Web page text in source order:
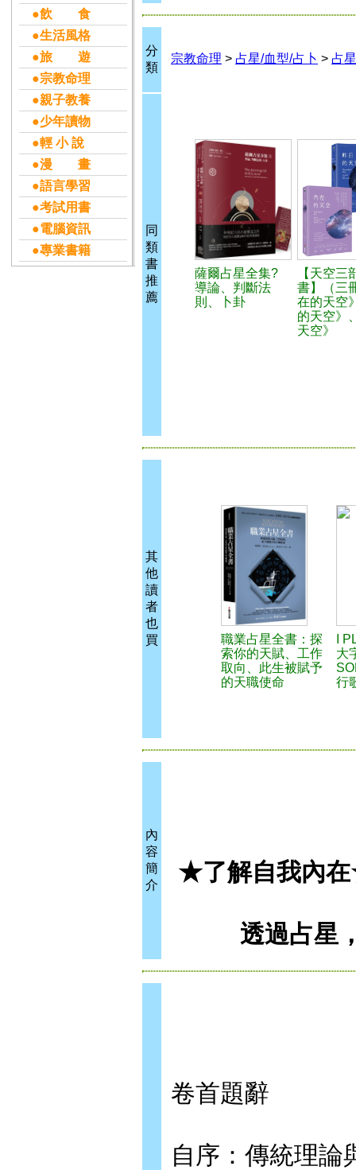
●飲 食
●生活風格
●旅 遊
●宗教命理
●親子教養
●少年讀物
●輕 小 說
●漫 畫
●語言學習
●考試用書
●電腦資訊
●專業書籍
分
類
宗教命理 > 占星/血型/占卜 > 占
同
類
書
推
薦
薩爾占星全集?
導論、判斷法
則、卜卦
【天空三
書】（三
在的天空
的天空》
天空》
其
他
讀
者
也
買
職業占星全書：探
索你的天賦、工作
取向、此生被賦予
的天職使命
I
大
行
內
容
簡
介
★了解自我內
透過占星
卷首題辭
自序：傳統理論